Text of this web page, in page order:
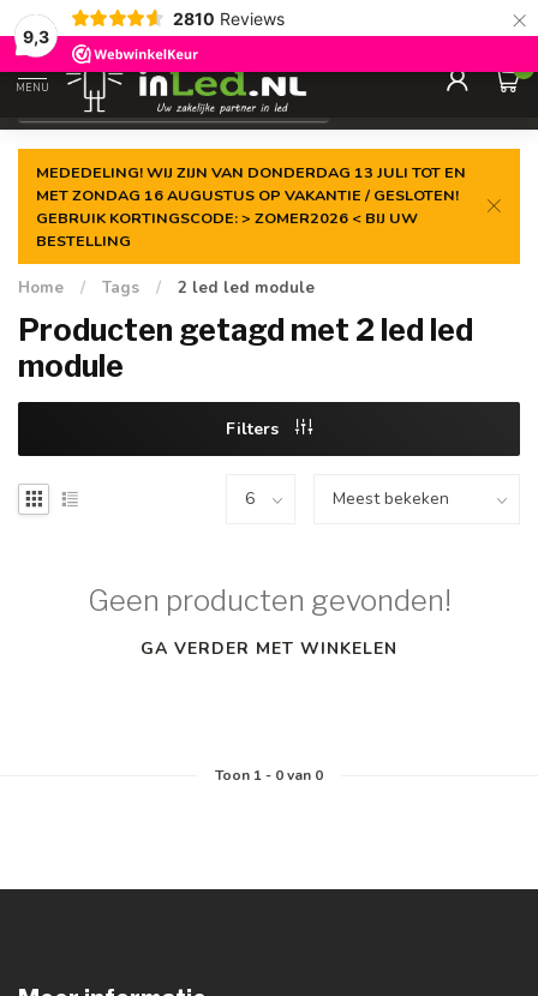
9,3
2810 Reviews ×
Gegarandeerde delaagste prijs
MENU
0
MEDEDELING! WIJ ZIJN VAN DONDERDAG 13 JULI TOT EN
MET ZONDAG 16 AUGUSTUS OP VAKANTIE / GESLOTEN!
GEBRUIK KORTINGSCODE: > ZOMER2026 < BIJ UW
BESTELLING
Home / Tags / 2 led led module
Producten getagd met 2 led led
module
Filters
Geen producten gevonden!
GA VERDER MET WINKELEN
Toon 1- 0van 0